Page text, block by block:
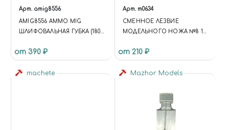
Арт. amig8556
AMIG8556 AMMO MIG
ШЛИФОВАЛЬНАЯ ГУБКА (180)
(180)
от 390 ₽
Арт. m0634
СМЕННОЕ ЛЕЗВИЕ
МОДЕЛЬНОГО НОЖА №8 10
от 210 ₽
machete Mazhor Models